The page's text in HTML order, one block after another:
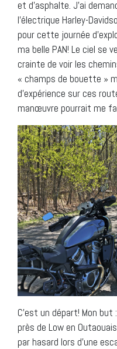
et d’asphalte. J’ai
l’électrique Harley-
pour cette journée
ma belle PAN! Le ciel se
crainte de voir les
« champs de bouette »
d’expérience sur ces
manœuvre pourrait me
C’est un départ! Mon
près de Low en
par hasard lors d’une